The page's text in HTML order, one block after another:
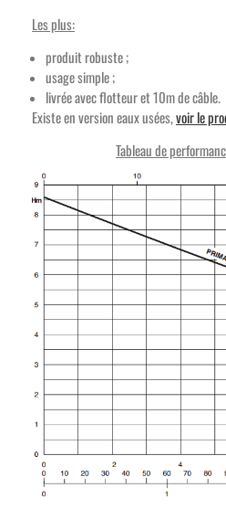
Les plus:
produit robuste ;
usage simple ;
livrée avec flotteur et 10m de câble.
Existe en version eaux usées,voir le
Tableau de